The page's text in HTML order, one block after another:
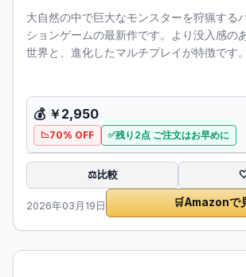
大自然の中で巨大なモンスターを狩猟する
ションゲームの最新作です。より没入感の
世界と、進化したマルチプレイが特徴です。
💰 ￥2,950
70% OFF 残り2点 ご注文はお早めに
⚖️比較
2026年03月19日 🛒Amazonで